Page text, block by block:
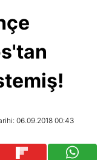
06.09.2018 00:43